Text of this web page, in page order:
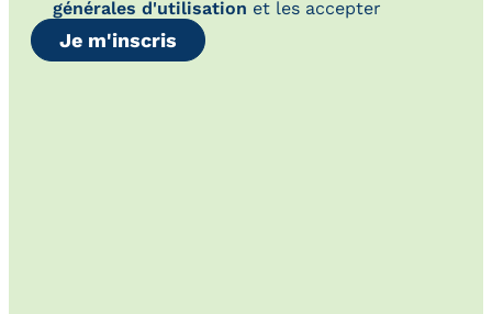
générales d'utilisation et les accepter